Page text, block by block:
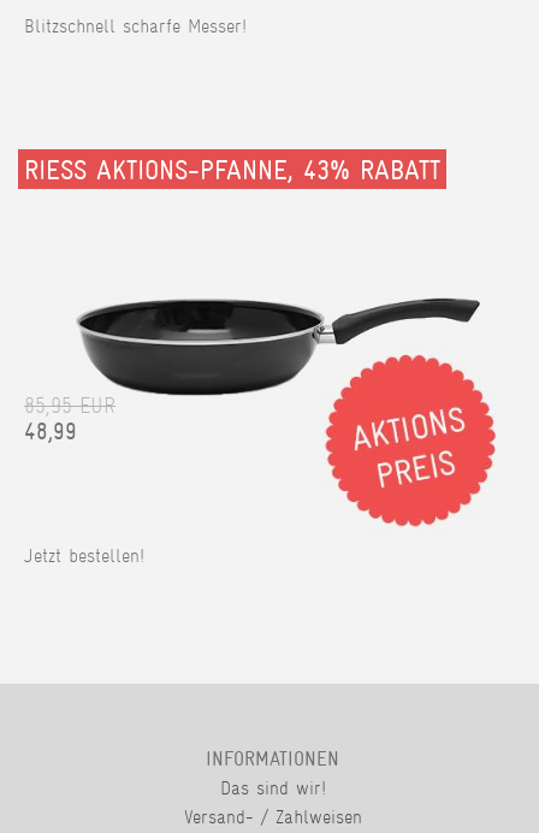
Blitzschnell scharfe Messer!
RIESS AKTIONS-PFANNE, 43% RABATT
85,95 EUR
48,99
Jetzt bestellen!
INFORMATIONEN
Das sind wir!
Versand- / Zahlweisen